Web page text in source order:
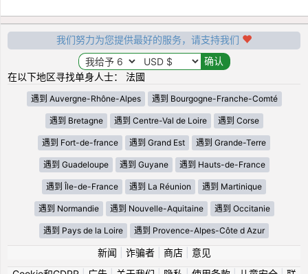
我们努力为您提供最好的服务，请支持我们
在以下地区寻找单身人士： 法國
遇到 Auvergne-Rhône-Alpes 遇到 Bourgogne-Franche-Comté
遇到 Bretagne 遇到 Centre-Val de Loire 遇到 Corse
遇到 Fort-de-france 遇到 Grand Est 遇到 Grande-Terre
遇到 Guadeloupe 遇到 Guyane 遇到 Hauts-de-France
遇到 Île-de-France 遇到 La Réunion 遇到 Martinique
遇到 Normandie 遇到 Nouvelle-Aquitaine 遇到 Occitanie
遇到 Pays de la Loire 遇到 Provence-Alpes-Côte d Azur
新闻 诈骗者| 商店| 意见